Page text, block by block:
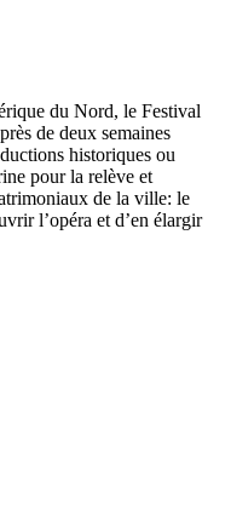
du Nord, le Festival
de deux semaines
historiques ou
pour la relève et
de la ville: le
l’opéra et d’en élargir